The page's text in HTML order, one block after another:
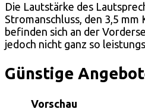
Die Lautstärke des
Stromanschluss, den 3,5
befinden sich an der
jedoch nicht ganz so
Günstige
Vorschau